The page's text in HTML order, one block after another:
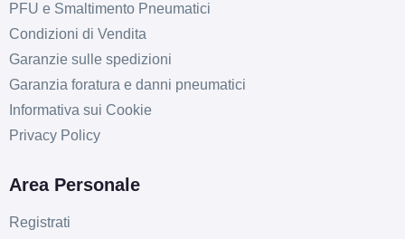
E
PFU e Smaltimento Pneumatici
Condizioni di Vendita
Garanzie sulle spedizioni
Garanzia foratura e danni pneumatici
Informativa sui Cookie
Privacy Policy
Area Personale
Registrati